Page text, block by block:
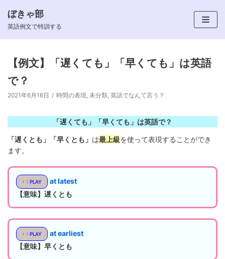
コ
ン
ツ
へ
ス
ッ
プ
ぼきゃ部
英語例文で特訓する
【例文】「遅くても」「早くても」は英語
で？
2021年6月16日 時間の表現, 未分類, 英語でなんて言う？
「遅くても」「早くても」は英語で？
「遅くとも」「早くとも」 は最上級を使って表現することができ
ます。
PLAY
at latest
【意味】遅くとも
PLAY
at earliest
【意味】 早くとも